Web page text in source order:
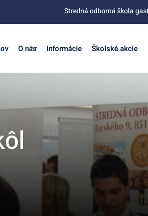
Stredná odborná škola
O nás Informácie Školské akcie